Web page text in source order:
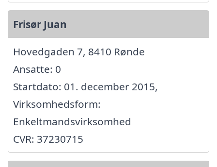
Frisør Juan
Hovedgaden 7, 8410 Rønde
Ansatte: 0
Startdato: 01. december 2015,
Virksomhedsform:
Enkeltmandsvirksomhed
CVR: 37230715